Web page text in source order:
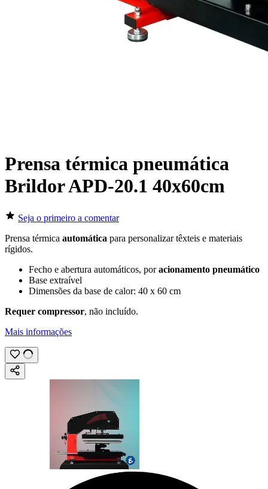
Prensa térmica pneumática
Brildor APD-20.1 40x60cm
Seja o primeiro a comentar
Prensa térmica automática para personalizar têxteis e materiais
rígidos.
Fecho e abertura automáticos, poracionamento pneumático
Base extraível
Dimensões da base de calor: 40 x 60 cm
Requer compressor, não incluído.
Mais informações